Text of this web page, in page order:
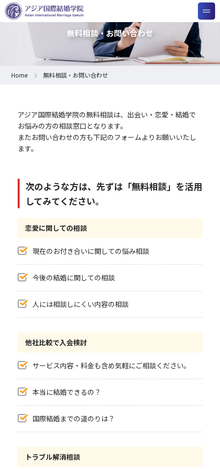
無料相談・お問い合わせ
Home 無料相談・お問い合わせ
アジア国際結婚学院の無料相談は、出会い・恋愛・結婚で
お悩みの方の相談窓口となります。
またお問い合わせの方も下記のフォームよりお願いいたし
ます。
次のような方は、先ずは「無料相談」を活用
してみてください。
恋愛に関しての相談
現在のお付き合いに関しての悩み相談
今後の結婚に関しての相談
人には相談しにくい内容の相談
他社比較で入会検討
サービス内容・料金も含め気軽にご相談ください。
本当に結婚できるの？
国際結婚までの道のりは？
トラブル解消相談